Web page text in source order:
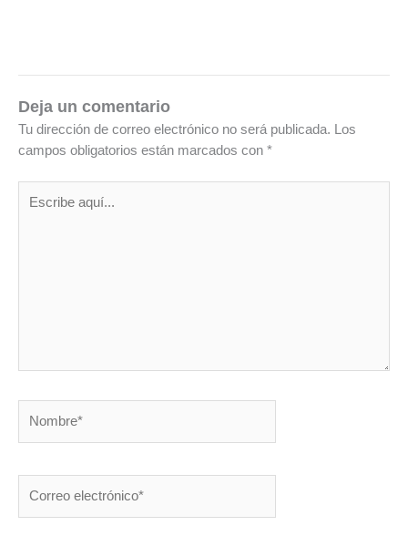
Deja un comentario
Tu dirección de correo electrónico no será publicada. Los
campos obligatorios están marcados con *
aquí...
electrónico*